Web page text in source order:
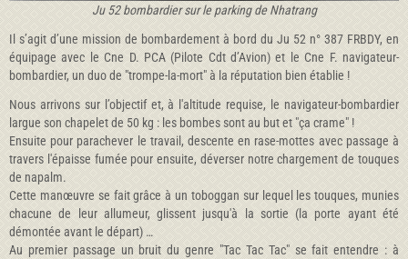
Ju 52 bombardier sur le parking de Nhatrang
Il s’agit d’une mission de bombardement à bord du Ju 52 n° 387 FRBDY, en
équipage avec le Cne D. PCA (Pilote Cdt d’Avion) et le Cne F. navigateur-
bombardier, un duo de "trompe-la-mort" à la réputation bien établie !
Nous arrivons sur l’objectif et, à l'altitude requise, le navigateur-bombardier
largue son chapelet de 50 kg : les bombes sont au but et "ça crame" !
Ensuite pour parachever le travail, descente en rase-mottes avec passage à
travers l'épaisse fumée pour ensuite, déverser notre chargement de touques
de napalm.
Cette manœuvre se fait grâce à un toboggan sur lequel les touques, munies
chacune de leur allumeur, glissent jusqu'à la sortie (la porte ayant été
démontée avant le départ) …
Au premier passage un bruit du genre "Tac Tac Tac" se fait entendre : à